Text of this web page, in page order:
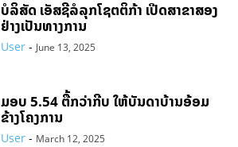
ບໍລິສັດ ເອັສຊີລໍລຸກໂຊຕຕິກ້າ ເປີດສາຂາສອງ
ຢ່າງເປັນທາງການ
User - June 13, 2025
ມອບ 5.54 ຕື້ກວ່າກີບ ໃຫ້ບັນດາບ້ານອ້ອມ
ຂ້າງໂຄງການ
User - March 12, 2025